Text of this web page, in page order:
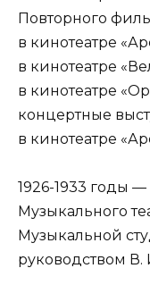
Повторного
в кинотеатре
в кинотеатре
в кинотеатре
концертные
в кинотеатре
1926-1933 годы —
Музыкального
Музыкальной
руководством